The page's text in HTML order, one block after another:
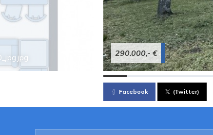
290.000,- €
Facebook (Twitter)